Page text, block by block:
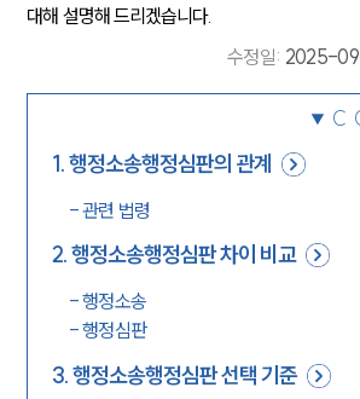
대해 설명해 드리겠습니다.
수정일: 2025-
1.행정소송행정심판의 관계
-관련 법령
2.행정소송행정심판 차이 비교
-행정소송
-행정심판
3.행정소송행정심판 선택 기준